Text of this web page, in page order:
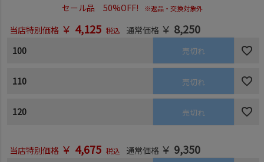
セール品 50%OFF! ※返品・交換対象外
当店特別価格 ￥ 4,125 税込 通常価格 ￥ 8,250
100 売切れ
110 売切れ
120 売切れ
当店特別価格 ￥ 4,675 税込 通常価格 ￥ 9,350